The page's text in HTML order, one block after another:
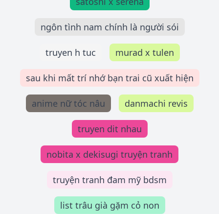
ngôn tình nam chính là người sói
truyen h tuc murad x tulen
sau khi mất trí nhớ bạn trai cũ xuất hiện
anime nữ tóc nâu danmachi revis
truyen dit nhau
nobita x dekisugi truyện tranh
truyện tranh đam mỹ bdsm
list trâu già gặm cỏ non